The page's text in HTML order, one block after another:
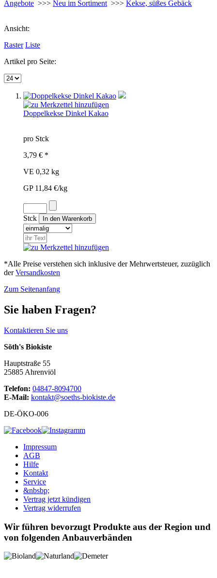
Angebote >>> Neu im Sortiment >>> Kekse, süßes Gebäck
Ansicht:
Raster Liste
Artikel pro Seite:
Doppelkekse Dinkel Kakao
pro Stck
3,79 € *
VE 0,32 kg
GP 11,84 €/kg
Stck
*Alle Preise verstehen sich inklusive der Mehrwertsteuer, zuzüglich
derVersandkosten
Zum Seitenanfang
Sie haben Fragen?
Kontaktieren Sie uns
Söth's Biokiste
Hauptstraße 55
25885 Ahrenviöl
Telefon: 04847-8094700
E-Mail: kontakt@soeths-biokiste.de
DE-ÖKO-006
Impressum
AGB
Hilfe
Kontakt
Service
&nbsbp;
Vertrag jetzt kündigen
Vertrag widerrufen
Wir führen bevorzugt Produkte aus der Region und
von folgenden Anbauverbänden